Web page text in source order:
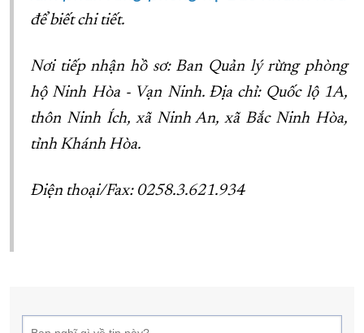
để biết chi tiết.
Nơi tiếp nhận hồ sơ: Ban Quản lý rừng phòng
hộ Ninh Hòa - Vạn Ninh. Địa chỉ: Quốc lộ 1A,
thôn Ninh Ích, xã Ninh An, xã Bắc Ninh Hòa,
tỉnh Khánh Hòa.
Điện thoại/Fax: 0258.3.621.934